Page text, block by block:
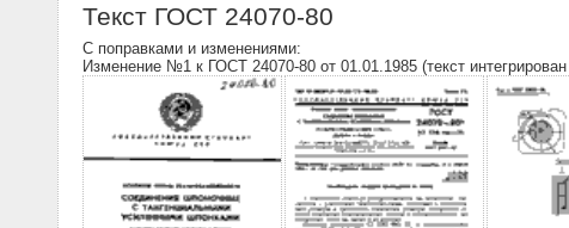
Текст ГОСТ 24070-80
С поправками и изменениями:
Изменение №1 к ГОСТ 24070-80 от 01.01.1985 (текст